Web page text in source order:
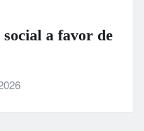
a favor de